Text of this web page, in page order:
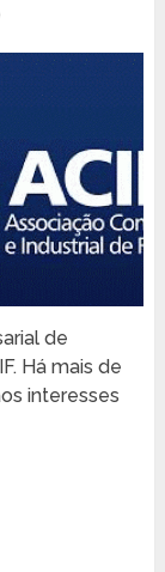
de
Há mais de
interesses